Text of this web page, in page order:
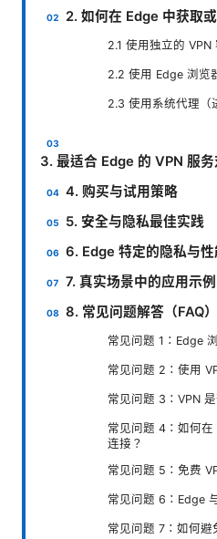
2. 如何在 Edge 中获取
2.1 使用独立的 VPN
2.2 使用 Edge 浏览
2.3 使用系统代理（
3. 最适合 Edge 的 VPN 服
4. 购买与试用策略
5. 安全与隐私最佳实践
6. Edge 特定的隐私与
7. 真实场景中的应用示例
8. 常见问题解答（FAQ）
常见问题 1：Edge
常见问题 2：使用
常见问题 3：VPN
常见问题 4：如何
连接？
常见问题 5：免费
常见问题 6：Edge
常见问题 7：如何避